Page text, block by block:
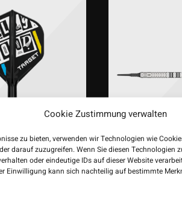
Cookie Zustimmung verwalten
zu bieten, verwenden wir Technologien wie
darauf zuzugreifen. Wenn Sie diesen Technologien
oder eindeutige IDs auf dieser Website
Einwilligung kann sich nachteilig auf bestimmte
Chris Dobey
Flight Shaft System
Target Chris